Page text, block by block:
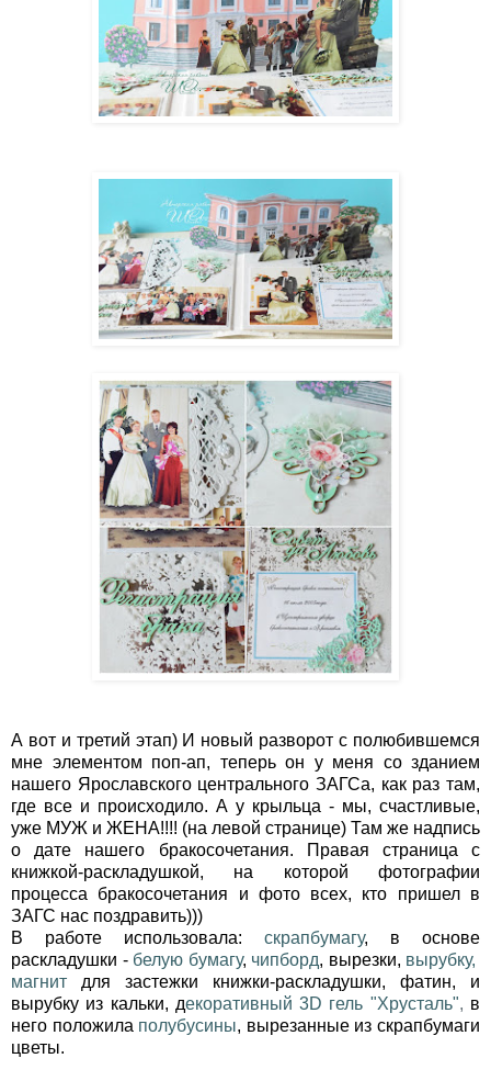
А вот и третий этап) И новый разворот с полюбившемся
мне элементом поп-ап, теперь он у меня со зданием
нашего Ярославского центрального ЗАГСа, как раз там,
где все и происходило. А у крыльца - мы, счастливые,
уже МУЖ и ЖЕНА!!!! (на левой странице) Там же надпись
о дате нашего бракосочетания. Правая страница с
книжкой-раскладушкой, на которой фотографии
процесса бракосочетания и фото всех, кто пришел в
ЗАГС нас поздравить)))
В работе использовала: скрапбумагу, в основе
раскладушки - белую бумагу, чипборд, вырезки, вырубку,
магнит для застежки книжки-раскладушки, фатин, и
вырубку из кальки, декоративный 3D гель "Хрусталь", в
него положила полубусины, вырезанные из скрапбумаги
цветы.